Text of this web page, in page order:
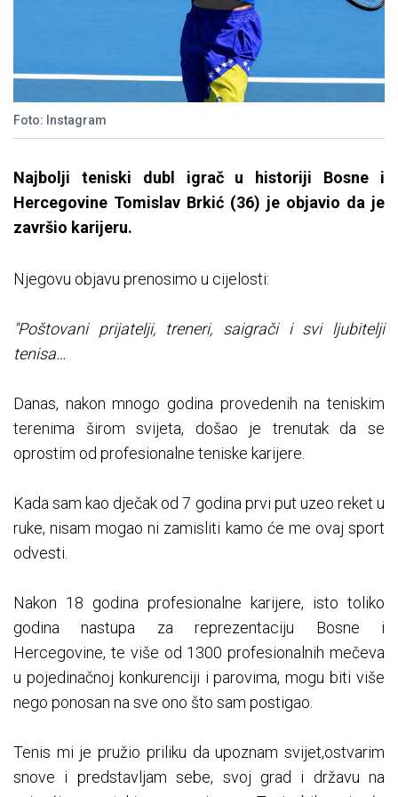
Foto: Instagram
Najbolji teniski dubl igrač u historiji Bosne i
Hercegovine Tomislav Brkić (36) je objavio da je
završio karijeru.
Njegovu objavu prenosimo u cijelosti:
"Poštovani prijatelji, treneri, saigrači i svi ljubitelji
tenisa…
Danas, nakon mnogo godina provedenih na teniskim
terenima širom svijeta, došao je trenutak da se
oprostim od profesionalne teniske karijere.
Kada sam kao dječak od 7 godina prvi put uzeo reket u
ruke, nisam mogao ni zamisliti kamo će me ovaj sport
odvesti.
Nakon 18 godina profesionalne karijere, isto toliko
godina nastupa za reprezentaciju Bosne i
Hercegovine, te više od 1300 profesionalnih mečeva
u pojedinačnoj konkurenciji i parovima, mogu biti više
nego ponosan na sve ono što sam postigao.
Tenis mi je pružio priliku da upoznam svijet,ostvarim
snove i predstavljam sebe, svoj grad i državu na